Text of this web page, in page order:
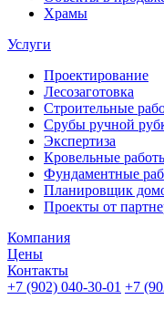
Храмы
Услуги
Проектирование
Лесозаготовка
Строительные
Срубы ручной
Экспертиза
Кровельные
Фундаментные
Планировщик
Проекты от
Компания
Цены
Контакты
+7 (902) 040-30-01 +7